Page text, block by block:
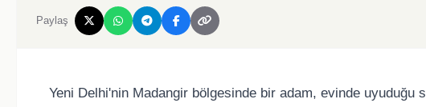
Paylaş
Yeni Delhi'nin Madangir bölgesinde bir adam, evinde uyuduğu